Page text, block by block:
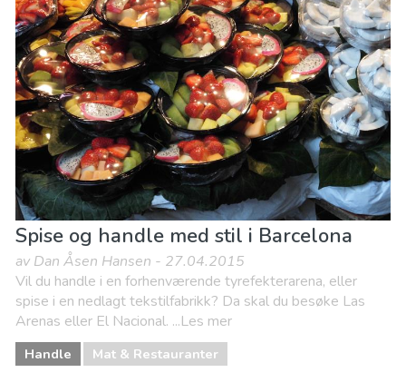
Spise og handle med stil i Barcelona
av Dan Åsen Hansen - 27.04.2015
Vil du handle i en forhenværende tyrefekterarena, eller
spise i en nedlagt tekstilfabrikk? Da skal du besøke Las
Arenas eller El Nacional. ...Les mer
Handle Mat & Restauranter